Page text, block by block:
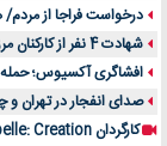
درخواست فراجا از
شهادت 4 نفر از کارکنان مرزبانی مهران در پی حملات اسرائیل و آمریکا
افشاگری آکسیوس؛ حمله
صدای انفجار در تهران
کارگردان Annabelle: Creation فیلم ترسناک جدیدی می‌سازد